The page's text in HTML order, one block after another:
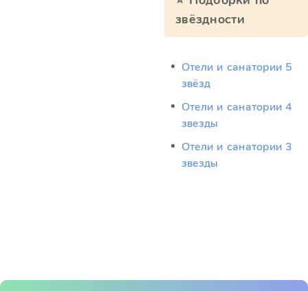
звёздности
Отели и санатории 5
звёзд
Отели и санатории 4
звезды
Отели и санатории 3
звезды